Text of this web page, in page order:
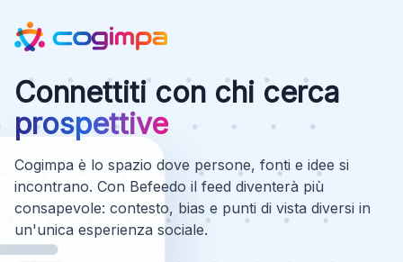
Connettiti con chi cerca
prospettive
Cogimpa è lo spazio dove persone, fonti e idee si
incontrano. Con Befeedo il feed diventerà più
consapevole: contesto, bias e punti di vista diversi in
un'unica esperienza sociale.